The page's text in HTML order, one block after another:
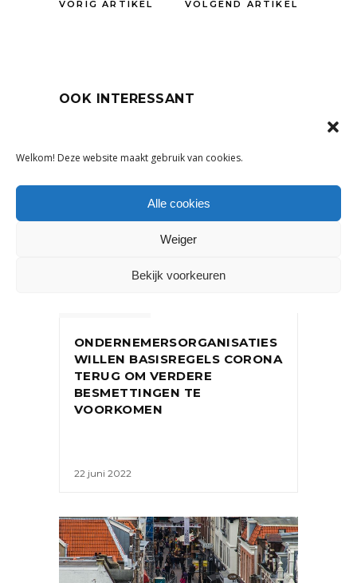
Welkom! Deze website maakt gebruik van cookies.
Alle cookies
Weiger
Bekijk voorkeuren
VORIG ARTIKEL VOLGEND ARTIKEL
OOK INTERESSANT
ONDERNEMERSORGANISATIES
WILLEN BASISREGELS CORONA
TERUG OM VERDERE
BESMETTINGEN TE
VOORKOMEN
22 juni 2022